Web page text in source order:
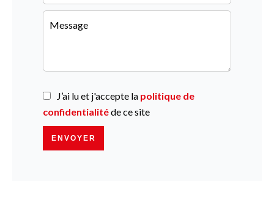
J’ai lu et j'accepte la politique de
confidentialitéde ce site
ENVOYER